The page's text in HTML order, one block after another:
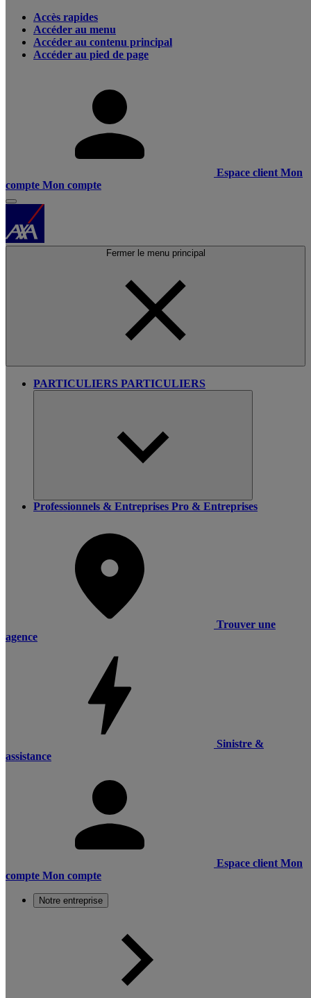
Accès rapides
Accéder au menu
Accéder au contenu principal
Accéder au pied de page
Espace client Mon
compte Mon compte
Fermer le menu principal
PARTICULIERS PARTICULIERS
Professionnels & Entreprises Pro & Entreprises
Trouver une
agence
Sinistre &
assistance
Espace client Mon
compte Mon compte
Notre entreprise